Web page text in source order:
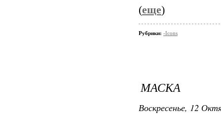
(еще)
Рубрики: -Icons
МАСКА
Воскресенье, 12